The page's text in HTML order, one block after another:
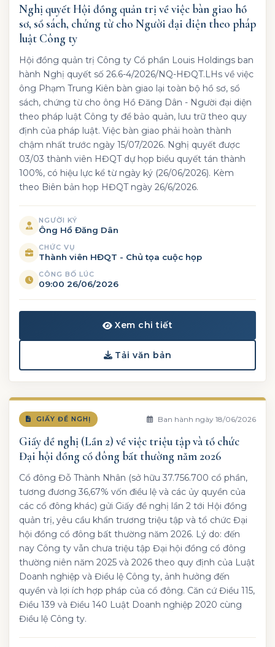
Nghị quyết Hội đồng quản trị về việc bàn giao hồ
sơ, sổ sách, chứng từ cho Người đại diện theo pháp
luật Công ty
Hội đồng quản trị Công ty Cổ phần Louis Holdings ban
hành Nghị quyết số 26.6-4/2026/NQ-HĐQT.LHs về việc
ông Phạm Trung Kiên bàn giao lại toàn bộ hồ sơ, sổ
sách, chứng từ cho ông Hồ Đăng Dân - Người đại diện
theo pháp luật Công ty để bảo quản, lưu trữ theo quy
định của pháp luật. Việc bàn giao phải hoàn thành
chậm nhất trước ngày 15/07/2026. Nghị quyết được
03/03 thành viên HĐQT dự họp biểu quyết tán thành
100%, có hiệu lực kể từ ngày ký (26/06/2026). Kèm
theo Biên bản họp HĐQT ngày 26/6/2026.
NGƯỜI KÝ
Ông Hồ Đăng Dân
CHỨC VỤ
Thành viên HĐQT - Chủ tọa cuộc họp
CÔNG BỐ LÚC
09:00 26/06/2026
Xem chi tiết
Tải văn bản
GIẤY ĐỀ NGHỊ Ban hành ngày 18/06/2026
Giấy đề nghị (Lần 2) về việc triệu tập và tổ chức
Đại hội đồng cổ đông bất thường năm 2026
Cổ đông Đỗ Thành Nhân (sở hữu 37.756.700 cổ phần,
tương đương 36,67% vốn điều lệ và các ủy quyền của
các cổ đông khác) gửi Giấy đề nghị lần 2 tới Hội đồng
quản trị, yêu cầu khẩn trương triệu tập và tổ chức Đại
hội đồng cổ đông bất thường năm 2026. Lý do: đến
nay Công ty vẫn chưa triệu tập Đại hội đồng cổ đông
thường niên năm 2025 và 2026 theo quy định của Luật
Doanh nghiệp và Điều lệ Công ty, ảnh hưởng đến
quyền và lợi ích hợp pháp của cổ đông. Căn cứ Điều 115,
Điều 139 và Điều 140 Luật Doanh nghiệp 2020 cùng
Điều lệ Công ty.